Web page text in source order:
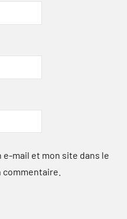
mail et mon site dans le